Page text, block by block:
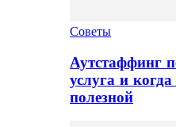
Советы
Аутстаффинг
услуга и
полезной